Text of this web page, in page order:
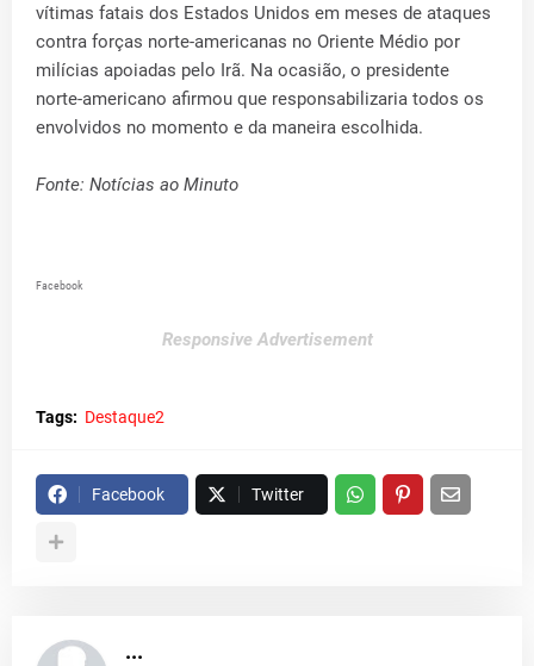
vítimas fatais dos Estados Unidos em meses de ataques
contra forças norte-americanas no Oriente Médio por
milícias apoiadas pelo Irã. Na ocasião, o presidente
norte-americano afirmou que responsabilizaria todos os
envolvidos no momento e da maneira escolhida.
Fonte: Notícias ao Minuto
Facebook
Responsive Advertisement
Tags: Destaque2
Facebook Twitter
...